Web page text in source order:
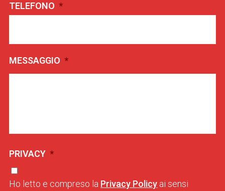
TELEFONO *
MESSAGGIO *
PRIVACY *
Ho letto e compreso la Privacy Policy ai sensi